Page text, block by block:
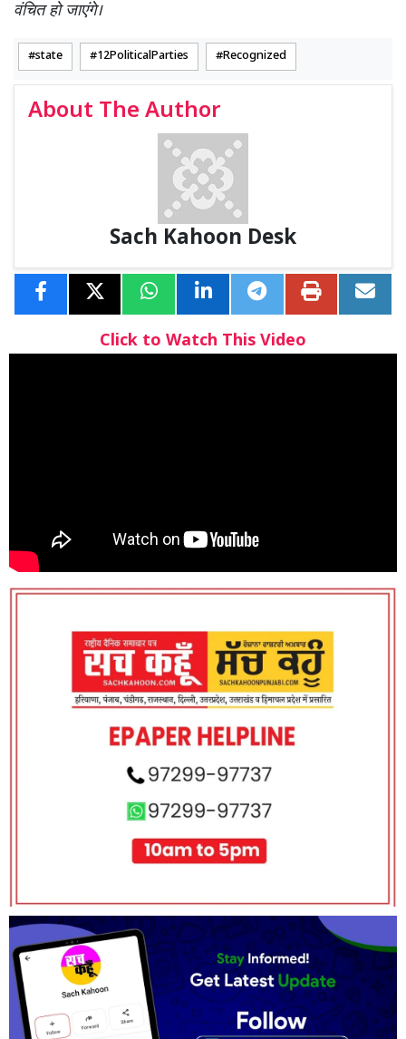
वंचित हो जाएंगे।
state 12PoliticalParties Recognized
About The Author
Sach Kahoon Desk
Click to Watch This Video